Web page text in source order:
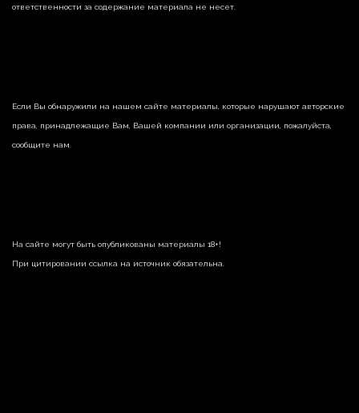
ответственности за содержание материала не несет.
Если Вы обнаружили на нашем сайте материалы, которые нарушают авторские
права, принадлежащие Вам, Вашей компании или организации, пожалуйста,
сообщите нам.
На сайте могут быть опубликованы материалы 18+!
При цитировании ссылка на источник обязательна.